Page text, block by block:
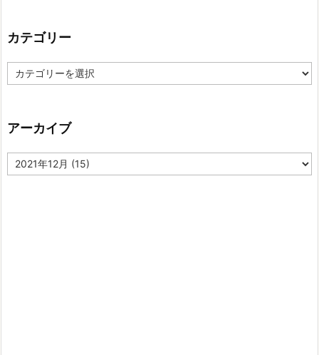
カテゴリー
テ
ー
アーカイブ
ー